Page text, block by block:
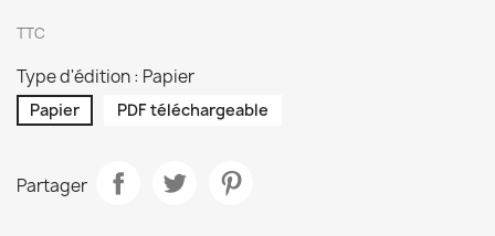
TTC
Type d'édition : Papier
Papier PDF téléchargeable
Partager